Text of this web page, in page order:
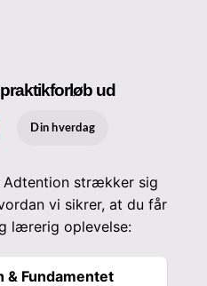
ud
Din hverdag
strækker sig
vi sikrer, at du får
lærerig oplevelse:
& Fundamentet